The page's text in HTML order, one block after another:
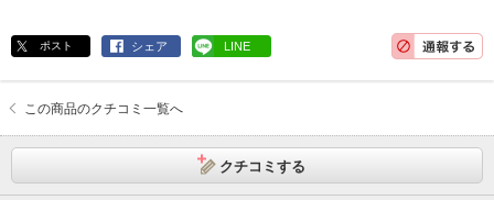
ポスト シェア LINE
この商品のクチコミ一覧へ
クチコミする